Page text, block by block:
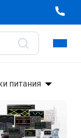
питания